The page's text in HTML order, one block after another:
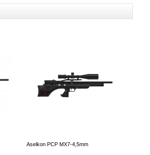
Aselkon PCP MX7-4,5mm